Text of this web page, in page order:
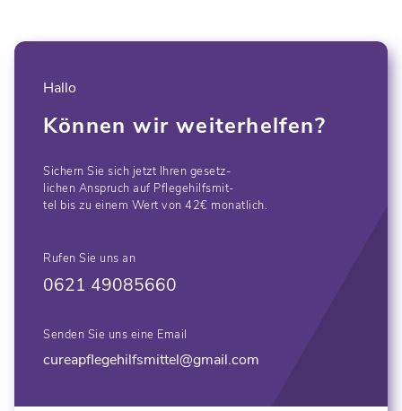
Hallo
Können wir weiterhelfen?
Sichern Sie sich jetzt Ihren gesetz-
lichen Anspruch auf Pflegehilfsmit-
tel bis zu einem Wert von 42€ monatlich.
Rufen Sie uns an
0621 49085660
Senden Sie uns eine Email
cureapflegehilfsmittel@gmail.com